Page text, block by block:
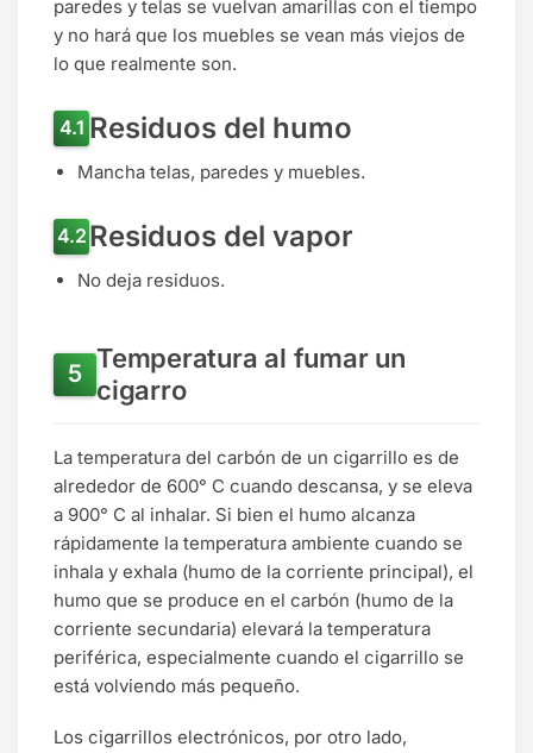
paredes y telas se vuelvan amarillas con el tiempo
y no hará que los muebles se vean más viejos de
lo que realmente son.
Residuos del humo
Mancha telas, paredes y muebles.
Residuos del vapor
No deja residuos.
Temperatura al fumar un
cigarro
La temperatura del carbón de un cigarrillo es de
alrededor de 600° C cuando descansa, y se eleva
a 900° C al inhalar. Si bien el humo alcanza
rápidamente la temperatura ambiente cuando se
inhala y exhala (humo de la corriente principal), el
humo que se produce en el carbón (humo de la
corriente secundaria) elevará la temperatura
periférica, especialmente cuando el cigarrillo se
está volviendo más pequeño.
Los cigarrillos electrónicos, por otro lado,